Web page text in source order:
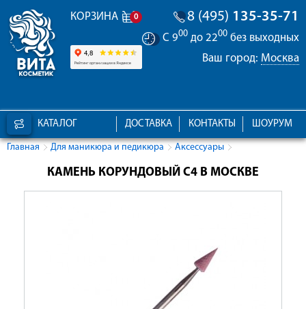
КОРЗИНА 0 8 (495) 135-35-71
С 900 до 2200 без выходных
Ваш город: Москва
КАТАЛОГ ШОУРУМ
КОНТАКТЫ
ДОСТАВКА
Главная Для маникюра и педикюра Аксессуары
КАМЕНЬ КОРУНДОВЫЙ C4 В МОСКВЕ